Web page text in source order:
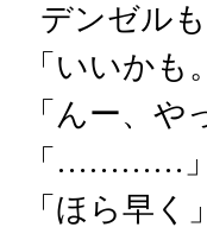
デンゼル
「いいか
「んー、
「…………」
「ほら早く」